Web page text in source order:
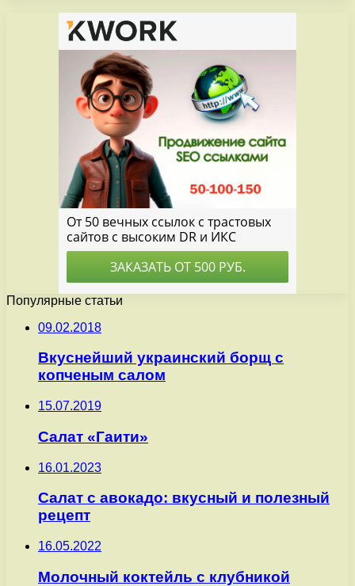
Популярные статьи
09.02.2018
Вкуснейший украинский борщ с
копченым салом
15.07.2019
Салат «Гаити»
16.01.2023
Салат с авокадо: вкусный и полезный
рецепт
16.05.2022
Молочный коктейль с клубникой